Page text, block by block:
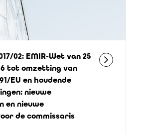
02: EMIR-Wet van 25
tot omzetting van
EU en houdende
nieuwe
en nieuwe
de commissaris